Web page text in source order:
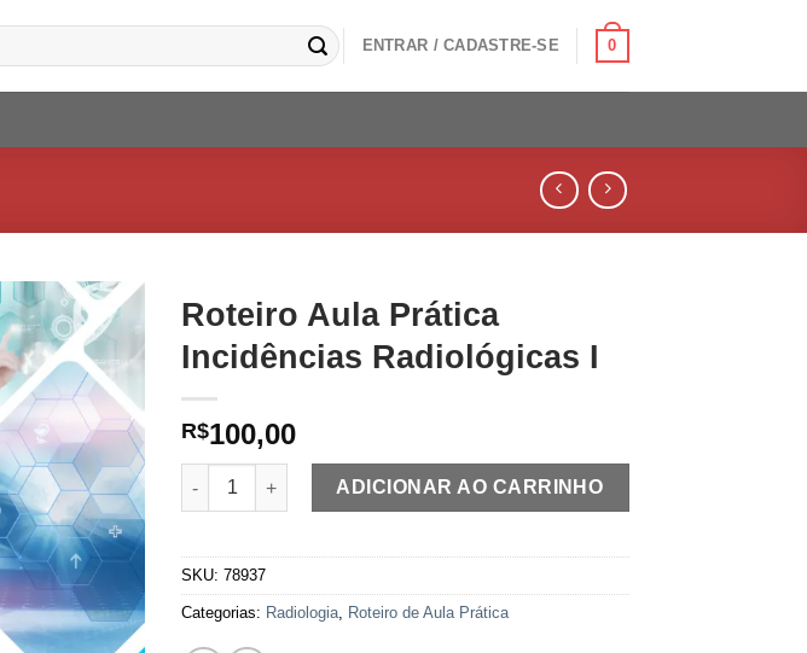
ENTRAR / CADASTRE-SE 0
Roteiro Aula Prática
Incidências Radiológicas I
R$100,00
Roteiro Aula Prática Incidências Radiológicas I quantidade
ADICIONAR AO CARRINHO
SKU:78937
Categorias: Radiologia Roteiro de Aula Prática